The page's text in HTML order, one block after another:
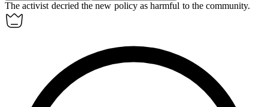
The activist decried the new policy as harmful to the community.